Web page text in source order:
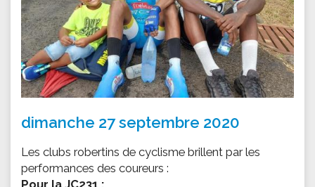
dimanche 27 septembre 2020
Les clubs robertins de cyclisme brillent par les
performances des coureurs :
Pour la JC231 :